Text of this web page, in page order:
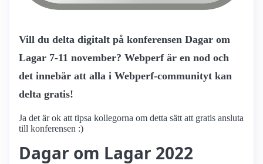
Vill du delta digitalt på konferensen Dagar om
Lagar 7-11 november? Webperf är en nod och
det innebär att alla i Webperf-communityt kan
delta gratis!
Ja det är ok att tipsa kollegorna om detta sätt att gratis ansluta
till konferensen :)
Dagar om Lagar 2022